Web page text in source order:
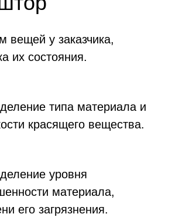
вещей у заказчика,
их состояния.
типа материала и
красящего вещества.
уровня
материала,
его загрязнения.